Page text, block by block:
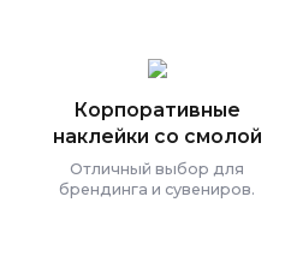
Корпоративные
наклейки со смолой
Отличный выбор для
брендинга и сувениров.